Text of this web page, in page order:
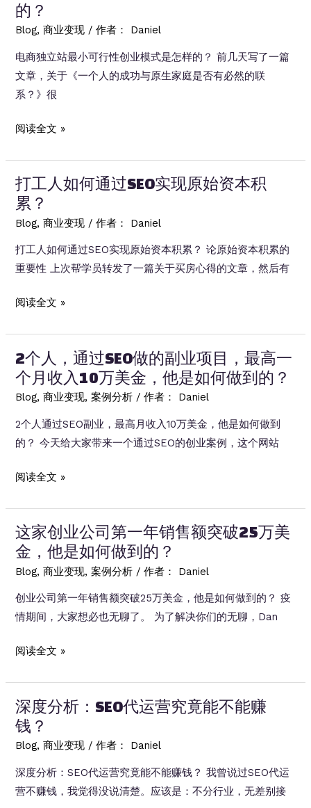
还
是
品
站？
的？
Blog,商业变现 / 作者： Daniel
电商独立站最小可行性创业模式是怎样的？ 前几天写了一篇
文章，关于《一个人的成功与原生家庭是否有必然的联
系？》很
电
立
站
最
性
业
模
式
是
样
的？
阅读全文 »
打工人如何通过SEO实现原始资本积
累？
Blog,商业变现 / 作者： Daniel
打工人如何通过SEO实现原始资本积累？ 论原始资本积累的
重要性 上次帮学员转发了一篇关于买房心得的文章，然后有
打
如
何
通
SEO
实
现
始
资
本
积
阅读全文 »
2个人，通过SEO做的副业项目，最高一
个月收入10万美金，他是如何做到的？
Blog,商业变现,案例分析 / 作者： Daniel
2个人通过SEO副业，最高月收入10万美金，他是如何做到
的？ 今天给大家带来一个通过SEO的创业案例，这个网站
2
通
过
SEO
业
目，
最
高
一
月
收
阅读全文 »
这家创业公司第一年销售额突破25万美
金，他是如何做到的？
Blog,商业变现,案例分析 / 作者： Daniel
创业公司第一年销售额突破25万美金，他是如何做到的？ 疫
情期间，大家想必也无聊了。 为了解决你们的无聊，Dan
这
业
公
司
一
年
阅读全文 »
深度分析：SEO代运营究竟能不能赚
钱？
Blog,商业变现 / 作者： Daniel
深度分析：SEO代运营究竟能不能赚钱？ 我曾说过SEO代运
营不赚钱，我觉得没说清楚。应该是：不分行业，无差别接